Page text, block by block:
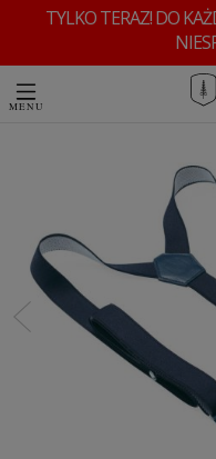
TYLKO TERAZ! DO